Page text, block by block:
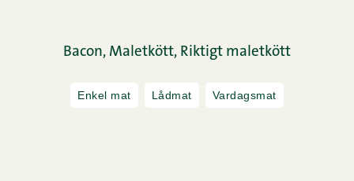
Bacon, Maletkött, Riktigt maletkött
Enkel mat Lådmat Vardagsmat